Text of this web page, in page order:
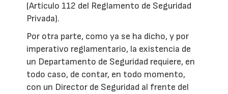
(Artículo 112 del Reglamento de Seguridad
Privada).
Por otra parte, como ya se ha dicho, y por
imperativo reglamentario, la existencia de
un Departamento de Seguridad requiere, en
todo caso, de contar, en todo momento,
con un Director de Seguridad al frente del